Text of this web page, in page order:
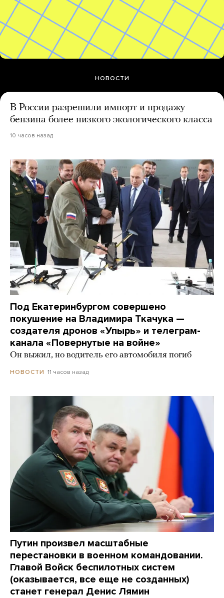
НОВОСТИ
В России разрешили импорт и продажу
бензина более низкого экологического класса
10 часов назад
Под Екатеринбургом совершено
покушение на Владимира Ткачука —
создателя дронов «Упырь» и телеграм-
канала «Повернутые на войне»
Он выжил, но водитель его автомобиля погиб
НОВОСТИ 11 часов назад
Путин произвел масштабные
перестановки в военном командовании.
Главой Войск беспилотных систем
(оказывается, все еще не созданных)
станет генерал Денис Лямин